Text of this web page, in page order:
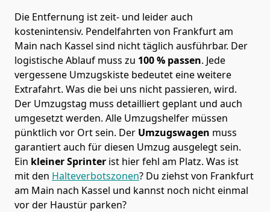
Die Entfernung ist zeit- und leider auch
kostenintensiv. Pendelfahrten von Frankfurt am
Main nach Kassel sind nicht täglich ausführbar. Der
logistische Ablauf muss zu 100 % passen. Jede
vergessene Umzugskiste bedeutet eine weitere
Extrafahrt. Was die bei uns nicht passieren, wird.
Der Umzugstag muss detailliert geplant und auch
umgesetzt werden. Alle Umzugshelfer müssen
pünktlich vor Ort sein. Der Umzugswagen muss
garantiert auch für diesen Umzug ausgelegt sein.
Ein kleiner Sprinter ist hier fehl am Platz. Was ist
mit den Halteverbotszonen? Du ziehst von Frankfurt
am Main nach Kassel und kannst noch nicht einmal
vor der Haustür parken?